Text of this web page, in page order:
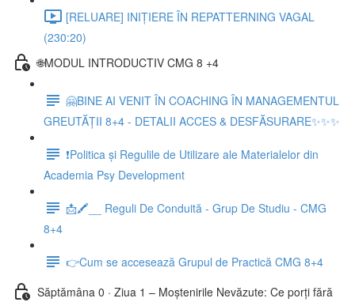
[RELUARE] INIȚIERE ÎN REPATTERNING VAGAL
(230:20)
🌐MODUL INTRODUCTIV CMG 8 +4
🤗BINE AI VENIT ÎN COACHING ÎN MANAGEMENTUL
GREUTĂȚII 8+4 - DETALII ACCES & DESFĂSURARE✨✨✨
❗Politica și Regulile de Utilizare ale Materialelor din
Academia Psy Development
📩🖍__ Reguli De Conduită - Grup De Studiu - CMG
8+4
👉Cum se accesează Grupul de Practică CMG 8+4
Săptămâna 0 · Ziua 1 – Moștenirile Nevăzute: Ce porți fără